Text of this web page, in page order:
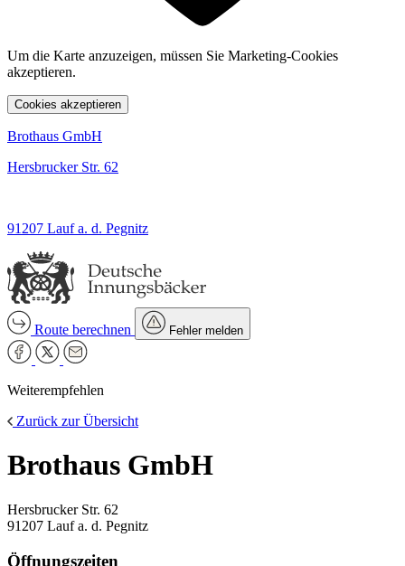
Um die Karte anzuzeigen, müssen Sie Marketing-Cookies
akzeptieren.
Cookies akzeptieren
Brothaus GmbH
Hersbrucker Str. 62
91207 Lauf a. d. Pegnitz
Route berechnen Fehler melden
Weiterempfehlen
Zurück zur Übersicht
Brothaus GmbH
Hersbrucker Str. 62
91207 Lauf a. d. Pegnitz
Öffnungszeiten